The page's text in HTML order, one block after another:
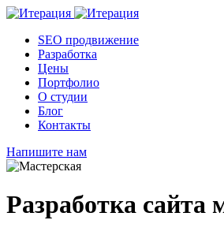
SEO продвижение
Разработка
Цены
Портфолио
О студии
Блог
Контакты
Напишите нам
Разработка сайта